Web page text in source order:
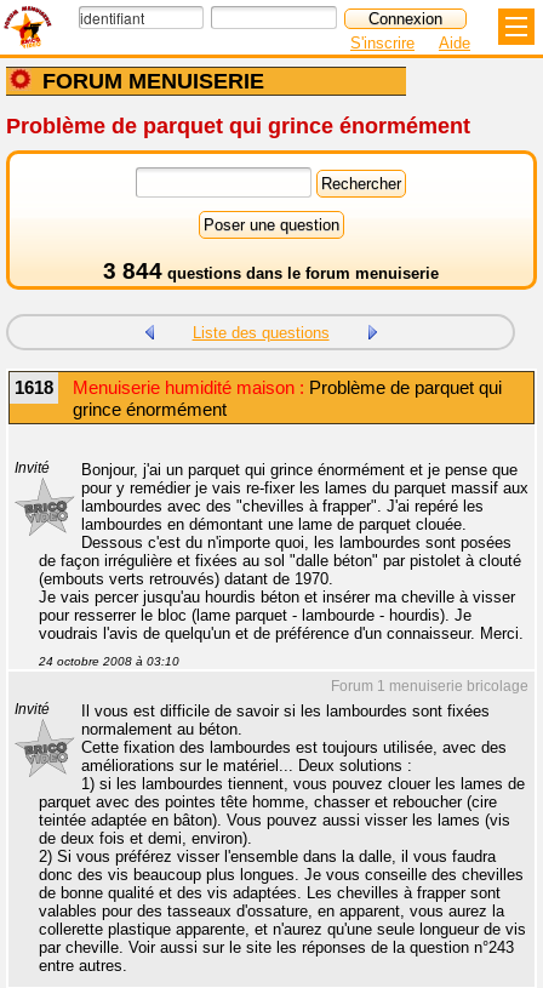
FORUM MENUISERIE
S'inscrire Aide
Problème de parquet qui grince énormément
3 844 questions dans le forum menuiserie
Liste des questions
1618 Menuiserie humidité maison : Problème de parquet qui
grince énormément
Invité
Bonjour, j'ai un parquet qui grince énormément et je pense que
pour y remédier je vais re-fixer les lames du parquet massif aux
lambourdes avec des "chevilles à frapper". J'ai repéré les
lambourdes en démontant une lame de parquet clouée.
Dessous c'est du n'importe quoi, les lambourdes sont posées
de façon irrégulière et fixées au sol "dalle béton" par pistolet à clouté
(embouts verts retrouvés) datant de 1970.
Je vais percer jusqu'au hourdis béton et insérer ma cheville à visser
pour resserrer le bloc (lame parquet - lambourde - hourdis). Je
voudrais l'avis de quelqu'un et de préférence d'un connaisseur. Merci.
24 octobre 2008 à 03:10
Forum 1 menuiserie bricolage
Invité
Il vous est difficile de savoir si les lambourdes sont fixées
normalement au béton.
Cette fixation des lambourdes est toujours utilisée, avec des
améliorations sur le matériel... Deux solutions :
1) si les lambourdes tiennent, vous pouvez clouer les lames de
parquet avec des pointes tête homme, chasser et reboucher (cire
teintée adaptée en bâton). Vous pouvez aussi visser les lames (vis
de deux fois et demi, environ).
2) Si vous préférez visser l'ensemble dans la dalle, il vous faudra
donc des vis beaucoup plus longues. Je vous conseille des chevilles
de bonne qualité et des vis adaptées. Les chevilles à frapper sont
valables pour des tasseaux d'ossature, en apparent, vous aurez la
collerette plastique apparente, et n'aurez qu'une seule longueur de vis
par cheville. Voir aussi sur le site les réponses de la question n°243
entre autres.